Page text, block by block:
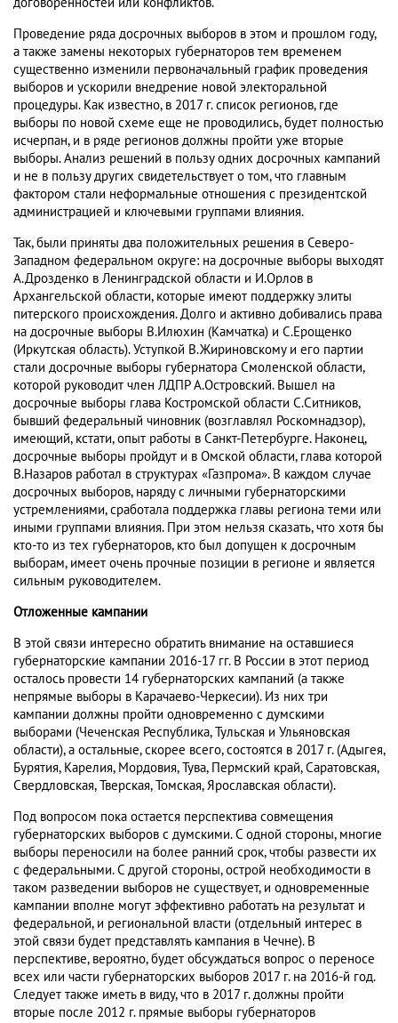
Проведение ряда досрочных выборов в этом и прошлом году,
а также замены некоторых губернаторов тем временем
существенно изменили первоначальный график проведения
выборов и ускорили внедрение новой электоральной
процедуры. Как известно, в 2017 г. список регионов, где
выборы по новой схеме еще не проводились, будет полностью
исчерпан, и в ряде регионов должны пройти уже вторые
выборы. Анализ решений в пользу одних досрочных кампаний
и не в пользу других свидетельствует о том, что главным
фактором стали неформальные отношения с президентской
администрацией и ключевыми группами влияния.
Так, были приняты два положительных решения в Северо-
Западном федеральном округе: на досрочные выборы выходят
А.Дрозденко в Ленинградской области и И.Орлов в
Архангельской области, которые имеют поддержку элиты
питерского происхождения. Долго и активно добивались права
на досрочные выборы В.Илюхин (Камчатка) и С.Ерощенко
(Иркутская область). Уступкой В.Жириновскому и его партии
стали досрочные выборы губернатора Смоленской области,
которой руководит член ЛДПР А.Островский. Вышел на
досрочные выборы глава Костромской области С.Ситников,
бывший федеральный чиновник (возглавлял Роскомнадзор),
имеющий, кстати, опыт работы в Санкт-Петербурге. Наконец,
досрочные выборы пройдут и в Омской области, глава которой
В.Назаров работал в структурах «Газпрома». В каждом случае
досрочных выборов, наряду с личными губернаторскими
устремлениями, сработала поддержка главы региона теми или
иными группами влияния. При этом нельзя сказать, что хотя бы
кто-то из тех губернаторов, кто был допущен к досрочным
выборам, имеет очень прочные позиции в регионе и является
сильным руководителем.
Отложенные кампании
В этой связи интересно обратить внимание на оставшиеся
губернаторские кампании 2016-17 гг. В России в этот период
осталось провести 14 губернаторских кампаний (а также
непрямые выборы в Карачаево-Черкесии). Из них три
кампании должны пройти одновременно с думскими
выборами (Чеченская Республика, Тульская и Ульяновская
области), а остальные, скорее всего, состоятся в 2017 г. (Адыгея,
Бурятия, Карелия, Мордовия, Тува, Пермский край, Саратовская,
Свердловская, Тверская, Томская, Ярославская области).
Под вопросом пока остается перспектива совмещения
губернаторских выборов с думскими. С одной стороны, многие
выборы переносили на более ранний срок, чтобы развести их
с федеральными. С другой стороны, острой необходимости в
таком разведении выборов не существует, и одновременные
кампании вполне могут эффективно работать на результат и
федеральной, и региональной власти (отдельный интерес в
этой связи будет представлять кампания в Чечне). В
перспективе, вероятно, будет обсуждаться вопрос о переносе
всех или части губернаторских выборов 2017 г. на 2016-й год.
Следует также иметь в виду, что в 2017 г. должны пройти
вторые после 2012 г. прямые выборы губернаторов